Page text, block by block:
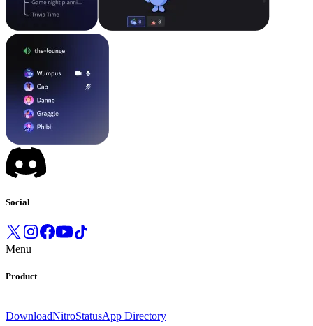
Social
Menu
Product
DownloadNitroStatusApp Directory